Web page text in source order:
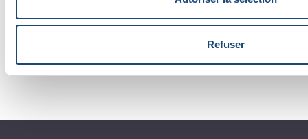
Refuser
REPRODUCTION ET FERTILITÉ